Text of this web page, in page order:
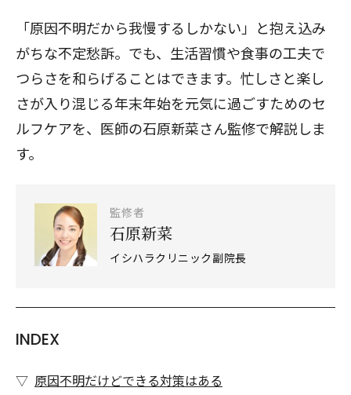
「原因不明だから我慢するしかない」と抱え込み
がちな不定愁訴。でも、生活習慣や食事の工夫で
つらさを和らげることはできます。忙しさと楽し
さが入り混じる年末年始を元気に過ごすためのセ
ルフケアを、医師の石原新菜さん監修で解説しま
す。
監修者
石原新菜
イシハラクリニック副院長
INDEX
原因不明だけどできる対策はある